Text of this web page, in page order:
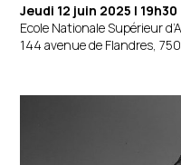
Jeudi 12 juin 2025 | 19h30
Ecole Nationale Supérieur
144 avenue de Flandres,